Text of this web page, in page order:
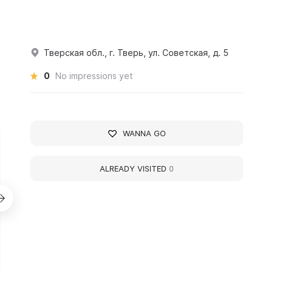
Тверская обл., г. Тверь, ул. Советская, д. 5
0 No impressions yet
WANNA GO
ALREADY VISITED 0